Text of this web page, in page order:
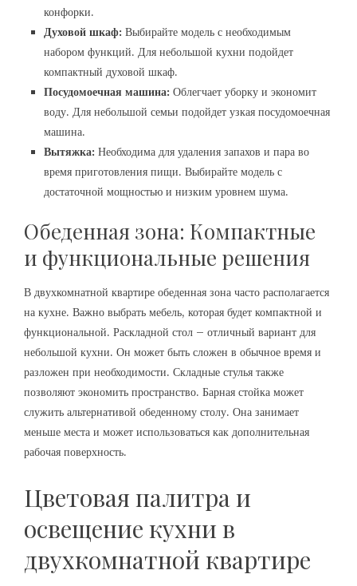
конфорки.
Духовой шкаф: Выбирайте модель с необходимым
набором функций. Для небольшой кухни подойдет
компактный духовой шкаф.
Посудомоечная машина: Облегчает уборку и экономит
воду. Для небольшой семьи подойдет узкая посудомоечная
машина.
Вытяжка: Необходима для удаления запахов и пара во
время приготовления пищи. Выбирайте модель с
достаточной мощностью и низким уровнем шума.
Обеденная зона: Компактные
и функциональные решения
В двухкомнатной квартире обеденная зона часто располагается
на кухне. Важно выбрать мебель, которая будет компактной и
функциональной. Раскладной стол – отличный вариант для
небольшой кухни. Он может быть сложен в обычное время и
разложен при необходимости. Складные стулья также
позволяют экономить пространство. Барная стойка может
служить альтернативой обеденному столу. Она занимает
меньше места и может использоваться как дополнительная
рабочая поверхность.
Цветовая палитра и
освещение кухни в
двухкомнатной квартире